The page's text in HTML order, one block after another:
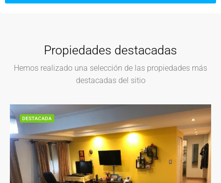
Propiedades destacadas
Hemos realizado una selección de las propiedades más
destacadas del sitio
DESTACADA